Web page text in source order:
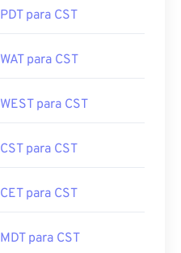
PDT para CST
WAT para CST
WEST para CST
CST para CST
CET para CST
MDT para CST